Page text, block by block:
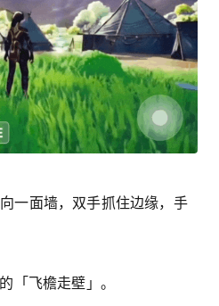
一面墙，双手抓住边缘，手
「飞檐走壁」。